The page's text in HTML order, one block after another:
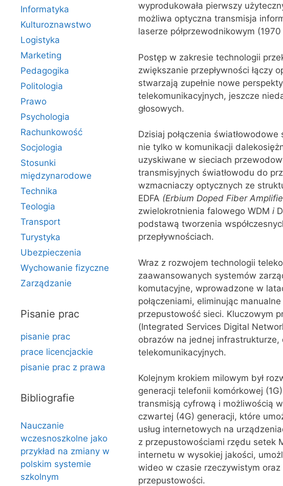
wyprodukowała pierwszy
możliwa optyczna transmisja
laserze półprzewodnikowym (1970
Postęp w zakresie technologii
zwiększanie przepływności łączy
stwarzają zupełnie nowe
telekomunikacyjnych, je‌szcze
głosowych.
Dzisiaj połączenia
nie tylko w komunikacji
uzyskiwane w sieciach
transmisyjnych światłowodu do
wzmacniaczy optycznych ze
EDFA (Erbium Doped Fiber
zwielokrotnienia falowego WDM i
podstawą tworzenia
przepływnościach.
Wraz z rozwojem technologii
zaawansowanych systemów
komutacyjne, wprowadzone w
połączeniami, eliminując
przepustowość sieci. Kluczowym
(Integrated Services Digital
obrazów na jednej infrastrukturze,
telekomunikacyjnych.
Kolejnym krokiem milowym był
generacji telefonii komórkowej
transmisją cyfrową i możliwością
czwartej (4G) generacji, które
usług internetowych na
z przepustowościami rzędu setek
internetu w wysokiej jakości,
wideo w czasie rzeczywistym
przepustowości.
Informatyka
Kulturoznawstwo
Logistyka
Marketing
Pedagogika
Politologia
Prawo
Psychologia
Rachunkowość
Socjologia
Stosunki
międzynarodowe
Technika
Teologia
Transport
Turystyka
Ubezpieczenia
Wychowanie fizyczne
Zarządzanie
Pisanie prac
pisanie prac
prace licencjackie
pisanie prac z prawa
Bibliografie
Nauczanie
wczesnoszkolne jako
przykład na zmiany w
polskim systemie
szkolnym